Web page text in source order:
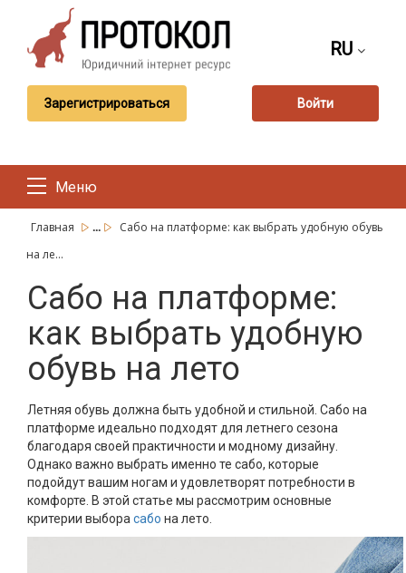
RU
Зарегистрироваться Войти
Меню
Главная ...
Сабо на платформе: как выбрать удобную обувь
на ле...
Сабо на платформе:
как выбрать удобную
обувь на лето
Летняя обувь должна быть удобной и стильной. Сабо на
платформе идеально подходят для летнего сезона
благодаря своей практичности и модному дизайну.
Однако важно выбрать именно те сабо, которые
подойдут вашим ногам и удовлетворят потребности в
комфорте. В этой статье мы рассмотрим основные
критерии выбора сабо на лето.